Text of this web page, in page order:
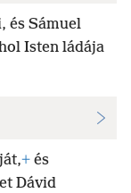
és Sámuel
Isten ládája
+ és
Dávid